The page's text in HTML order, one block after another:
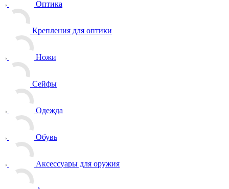
Оптика
Крепления для оптики
Ножи
Сейфы
Одежда
Обувь
Аксессуары для оружия